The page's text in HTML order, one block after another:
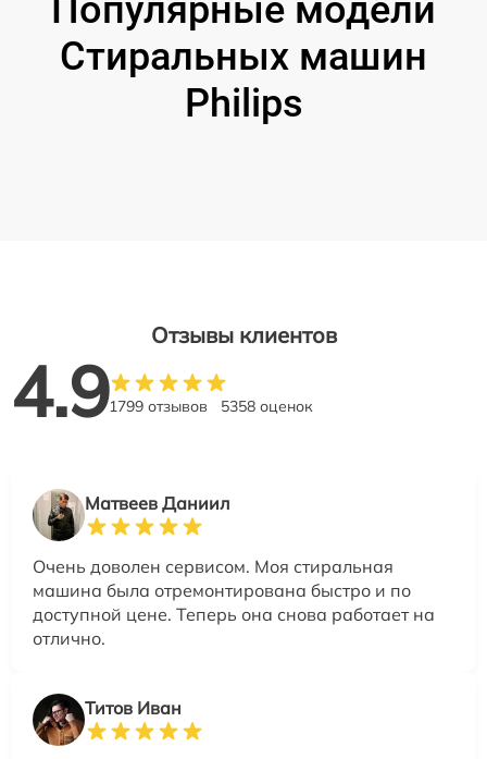
Популярные модели
Стиральных машин
Philips
Отзывы клиентов
4.91799 отзывов 5358 оценок
Матвеев Даниил
Очень доволен сервисом. Моя стиральная
машина была отремонтирована быстро и по
доступной цене. Теперь она снова работает на
отлично.
Титов Иван